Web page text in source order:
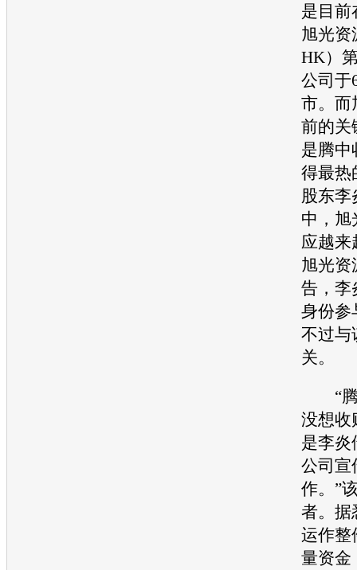
是目前
旭光资
HK）
公司于
市。而
前的关
是腾中
得最热
股东李
中，旭
应越来
旭光资
告，李
身份参
不过与
关。
“腾
没想收
是李炎
公司宣
作。”
者。据
运作整
量资金